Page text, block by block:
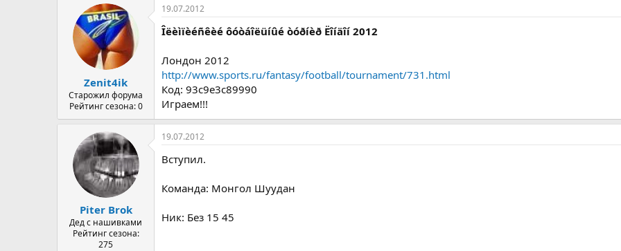
т
а
н
а
ч
а
л
а
Zenit4ik
Старожил форума
Рейтинг сезона: 0
19.07.2012
Îëèìïèéñêèé ôóòáîëüíûé òóðíèð Ëîíäîí 2012
Лондон 2012
http://www.sports.ru/fantasy/football/tournament/731.html
Код: 93c9e3c89990
Играем!!!
Piter Brok
Дед с нашивками
Рейтинг сезона:
275
19.07.2012
Вступил.
Команда: Монгол Шуудан
Ник: Без 15 45